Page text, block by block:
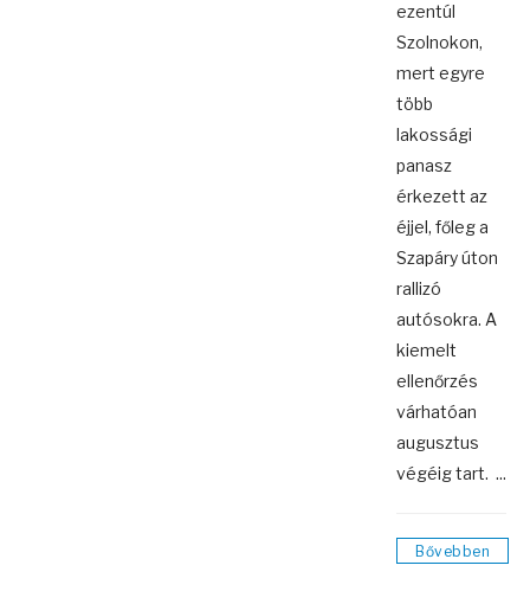
ezentúl
Szolnokon,
mert egyre
több
lakossági
panasz
érkezett az
éjjel, főleg a
Szapáry úton
rallizó
autósokra. A
kiemelt
ellenőrzés
várhatóan
augusztus
végéig tart. ...
Bővebben